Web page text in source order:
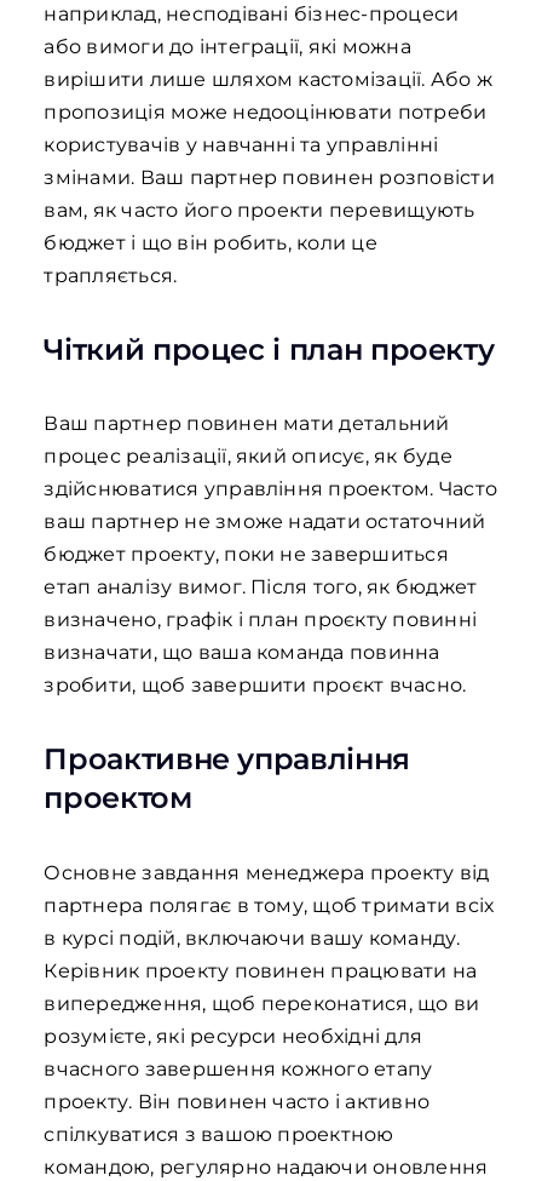
наприклад, несподівані бізнес-процеси
або вимоги до інтеграції, які можна
вирішити лише шляхом кастомізації. Або ж
пропозиція може недооцінювати потреби
користувачів у навчанні та управлінні
змінами. Ваш партнер повинен розповісти
вам, як часто його проекти перевищують
бюджет і що він робить, коли це
трапляється.
Чіткий процес і план проекту
Ваш партнер повинен мати детальний
процес реалізації, який описує, як буде
здійснюватися управління проектом. Часто
ваш партнер не зможе надати остаточний
бюджет проекту, поки не завершиться
етап аналізу вимог. Після того, як бюджет
визначено, графік і план проєкту повинні
визначати, що ваша команда повинна
зробити, щоб завершити проєкт вчасно.
Проактивне управління
проектом
Основне завдання менеджера проекту від
партнера полягає в тому, щоб тримати всіх
в курсі подій, включаючи вашу команду.
Керівник проекту повинен працювати на
випередження, щоб переконатися, що ви
розумієте, які ресурси необхідні для
вчасного завершення кожного етапу
проекту. Він повинен часто і активно
спілкуватися з вашою проектною
командою, регулярно надаючи оновлення